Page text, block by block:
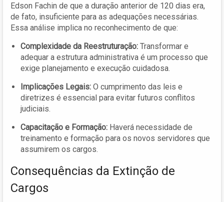
Edson Fachin de que a duração anterior de 120 dias era,
de fato, insuficiente para as adequações necessárias.
Essa análise implica no reconhecimento de que:
Complexidade da Reestruturação: Transformar e
adequar a estrutura administrativa é um processo que
exige planejamento e execução cuidadosa.
Implicações Legais: O cumprimento das leis e
diretrizes é essencial para evitar futuros conflitos
judiciais.
Capacitação e Formação: Haverá necessidade de
treinamento e formação para os novos servidores que
assumirem os cargos.
Consequências da Extinção de
Cargos